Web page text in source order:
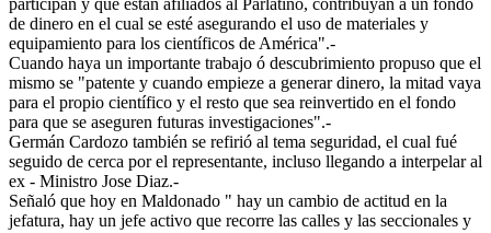
de dinero en el cual se esté asegurando el uso de materiales y
equipamiento para los científicos de América".-
Cuando haya un importante trabajo ó descubrimiento propuso que el
mismo se "patente y cuando empieze a generar dinero, la mitad vaya
para el propio científico y el resto que sea reinvertido en el fondo
para que se aseguren futuras investigaciones".-
Germán Cardozo también se refirió al tema seguridad, el cual fué
seguido de cerca por el representante, incluso llegando a interpelar al
ex - Ministro Jose Diaz.-
Señaló que hoy en Maldonado " hay un cambio de actitud en la
jefatura, hay un jefe activo que recorre las calles y las seccionales y